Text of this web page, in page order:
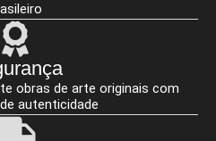
obras de arte originais com
autenticidade